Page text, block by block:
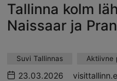
Tallinna kolm
Naissaar ja
Suvi Tallinnas Aktiivne
23.03.2026